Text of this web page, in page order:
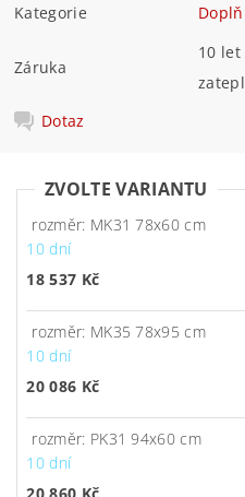
Kategorie
Záruka
10 let
Dotaz
ZVOLTE VARIANTU
rozměr: MK31 78x60 cm
10 dní
18 537 Kč
rozměr: MK35 78x95 cm
10 dní
20 086 Kč
rozměr: PK31 94x60 cm
10 dní